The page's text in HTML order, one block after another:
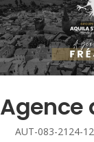
Agence
AUT-083-2124-